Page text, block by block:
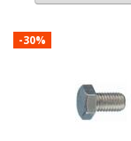
-30%